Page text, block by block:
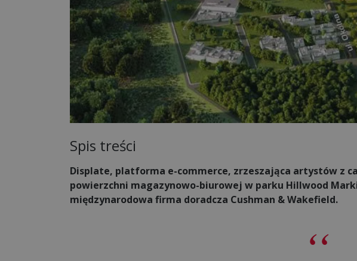
Spis treści
Displate, platforma e-commerce, zrzeszająca artystów z
powierzchni magazynowo-biurowej w parku Hillwood
międzynarodowa firma doradcza Cushman & Wakefield.